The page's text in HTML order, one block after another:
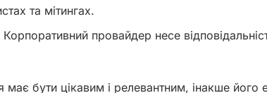
та мітингах.
Корпоративний провайдер несе
має бути цікавим і релевантним, інакше його